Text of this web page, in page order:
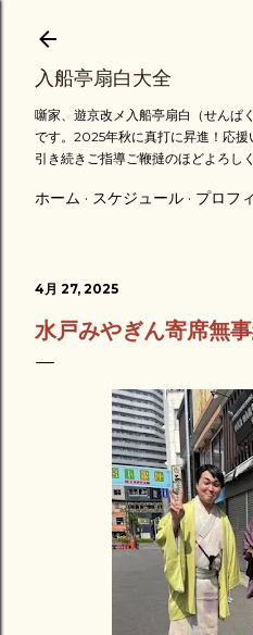
スキップしてメイ
入船亭扇白大全
噺家、遊京改メ入船亭扇白（せんぱ
です。2025年秋に真打に昇進！応援
引き続きご指導ご鞭撻のほどよろし
ホーム スケジュール プロフ
4月 27, 2025
水戸みやぎん寄席無事